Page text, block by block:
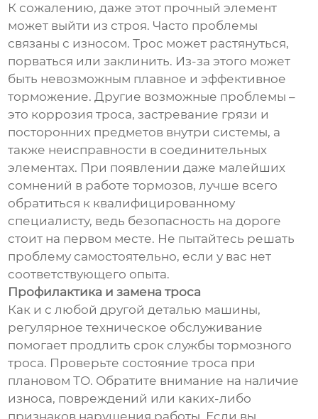
К сожалению, даже этот прочный элемент
может выйти из строя. Часто проблемы
связаны с износом. Трос может растянуться,
порваться или заклинить. Из-за этого может
быть невозможным плавное и эффективное
торможение. Другие возможные проблемы –
это коррозия троса, застревание грязи и
посторонних предметов внутри системы, а
также неисправности в соединительных
элементах. При появлении даже малейших
сомнений в работе тормозов, лучше всего
обратиться к квалифицированному
специалисту, ведь безопасность на дороге
стоит на первом месте. Не пытайтесь решать
проблему самостоятельно, если у вас нет
соответствующего опыта.
Профилактика и замена троса
Как и с любой другой деталью машины,
регулярное техническое обслуживание
помогает продлить срок службы тормозного
троса. Проверьте состояние троса при
плановом ТО. Обратите внимание на наличие
износа, повреждений или каких-либо